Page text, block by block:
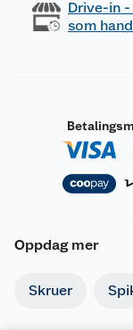
Drive-in
som
Oppdag mer
Skruer